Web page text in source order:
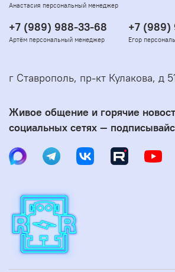
Анастасия персональный менеджер
+7 (989) 988-33-68
Артём персональный менеджер
+7 (989)
Егор
г Ставрополь, пр-кт Кулакова, д
Живое общение и горячие
социальных сетях —